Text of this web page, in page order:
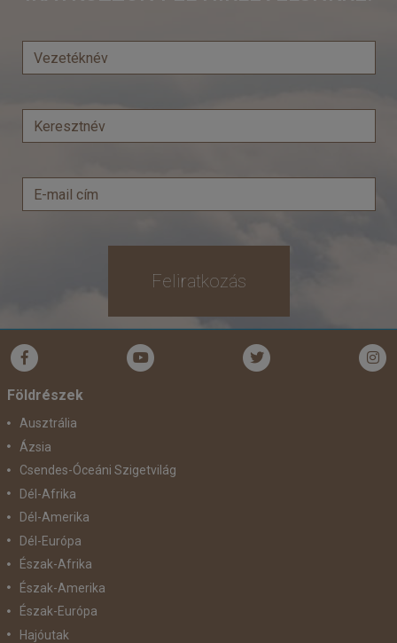
Feliratkozás
Földrészek
Ausztrália
Ázsia
Csendes-Óceáni Szigetvilág
Dél-Afrika
Dél-Amerika
Dél-Európa
Észak-Afrika
Észak-Amerika
Észak-Európa
Hajóutak